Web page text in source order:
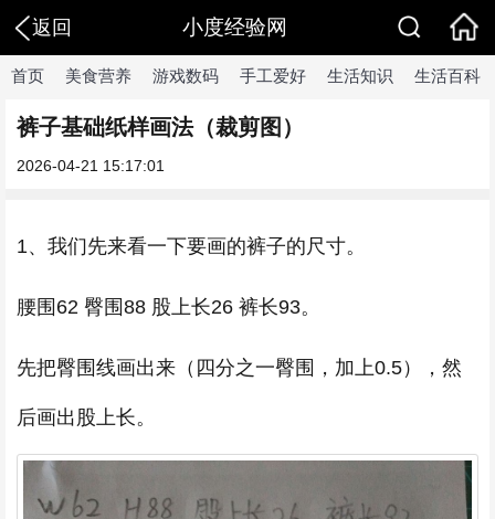
返回 小度经验网
首页 美食营养 游戏数码 手工爱好 生活知识 生活百科
裤子基础纸样画法（裁剪图）
2026-04-21 15:17:01
1、我们先来看一下要画的裤子的尺寸。
腰围62 臀围88 股上长26 裤长93。
先把臀围线画出来（四分之一臀围，加上0.5），然
后画出股上长。